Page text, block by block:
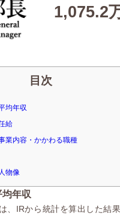
1,075.2
目次
均年収
給
業内容・かかわる職種
物像
年収
、IRから統計を算出した結